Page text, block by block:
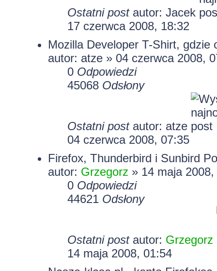
Ostatni post autor: Jacek
17 czerwca 2008, 18:32
Mozilla Developer T-Shirt, gdzie
autor: atze » 04 czerwca 2008,
0 Odpowiedzi
45068 Odsłony
Ostatni post autor: atze
04 czerwca 2008, 07:35
Firefox, Thunderbird i Sunbird
autor: Grzegorz » 14 maja
0 Odpowiedzi
44621 Odsłony
Ostatni post autor: Grzegorz
14 maja 2008, 01:54